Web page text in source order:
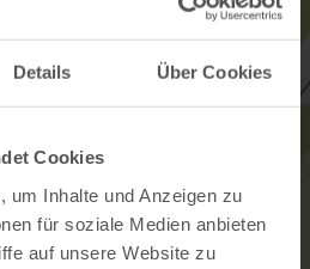
Details Über Cookies
Cookies
um Inhalte und Anzeigen zu
für soziale Medien anbieten
auf unsere Website zu